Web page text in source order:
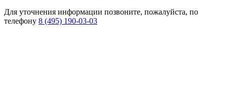
Для уточнения информации позвоните, пожалуйста, по
телефону 8 (495) 190-03-03